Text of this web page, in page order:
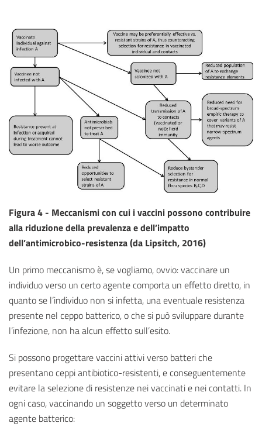
Figura 4 - Meccanismi con cui i vaccini possono contribuire
alla riduzione della prevalenza e dell’impatto
dell’antimicrobico-resistenza (da Lipsitch, 2016)
Un primo meccanismo è, se vogliamo, ovvio: vaccinare un
individuo verso un certo agente comporta un effetto diretto, in
quanto se l’individuo non si infetta, una eventuale resistenza
presente nel ceppo batterico, o che si può sviluppare durante
l’infezione, non ha alcun effetto sull’esito.
Si possono progettare vaccini attivi verso batteri che
presentano ceppi antibiotico-resistenti, e conseguentemente
evitare la selezione di resistenze nei vaccinati e nei contatti. In
ogni caso, vaccinando un soggetto verso un determinato
agente batterico: